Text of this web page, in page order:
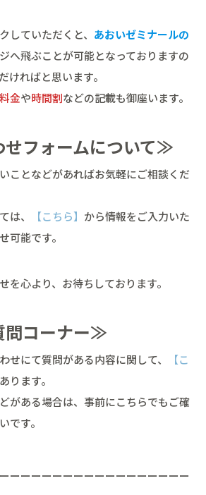
していただくと、 あおいゼミナールの
へ飛ぶことが可能となっておりますの
ければと思います。
料金や時間割などの記載も御座います。
フォームについて≫
ことなどがあればお気軽にご相談くだ
は、
【こちら】 から情報をご入力いた
可能です。
を心より、お待ちしております。
コーナー≫
せにて質問がある内容に関して、
【こ
ります。
がある場合は、事前にこちらでもご確
です。
ーーーーーーーーーーーーーーーーー